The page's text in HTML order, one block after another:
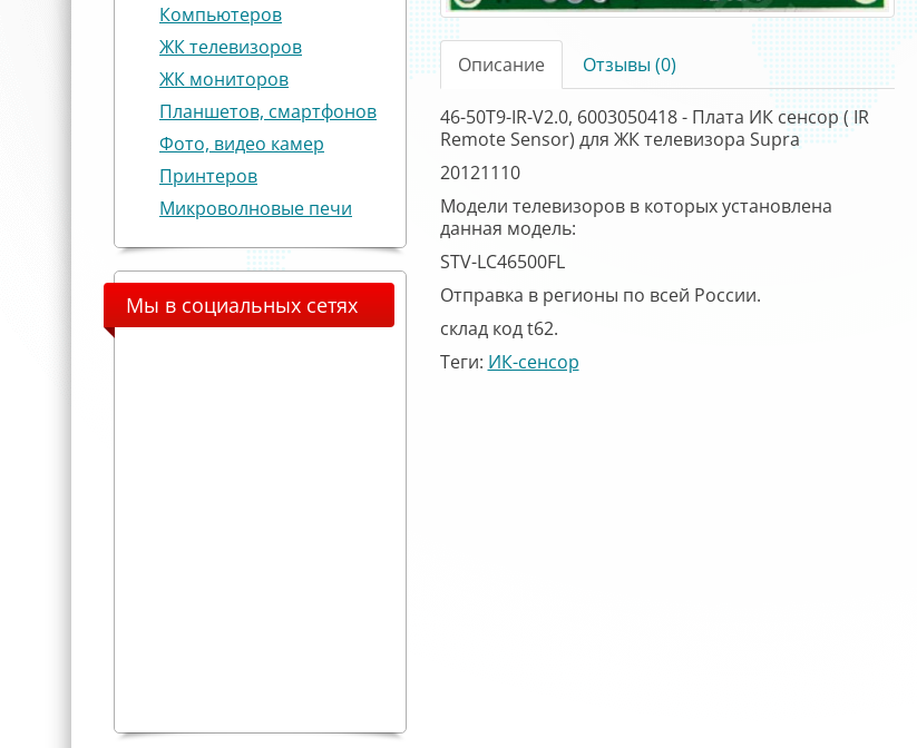
Компьютеров
ЖК телевизоров
ЖК мониторов
Планшетов, смартфонов
Фото, видео камер
Принтеров
Микроволновые печи
Мы в социальных сетях
Описание Отзывы (0)
46-50T9-IR-V2.0, 6003050418 - Плата ИК сенсор ( IR
Remote Sensor) для ЖК телевизора Supra
20121110
Модели телевизоров в которых установлена
данная модель:
STV-LC46500FL
Отправка в регионы по всей России.
склад код t62.
Теги: ИК-сенсор